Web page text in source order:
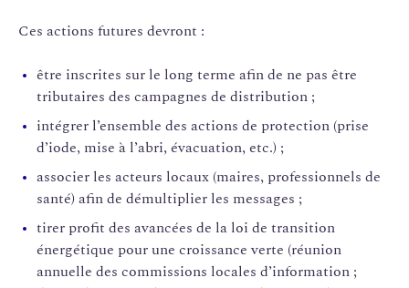
Ces actions futures devront :
être inscrites sur le long terme afin de ne pas être
tributaires des campagnes de distribution ;
intégrer l’ensemble des actions de protection (prise
d’iode, mise à l’abri, évacuation, etc.) ;
associer les acteurs locaux (maires, professionnels de
santé) afin de démultiplier les messages ;
tirer profit des avancées de la loi de transition
énergétique pour une croissance verte (réunion
annuelle des commissions locales d’information ;